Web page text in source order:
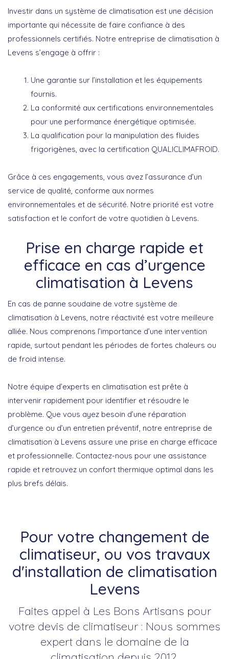
Investir dans un système de climatisation est une décision
importante qui nécessite de faire confiance à des
professionnels certifiés. Notre entreprise de climatisation à
Levens s’engage à offrir :
Une garantie sur l’installation et les équipements
fournis.
La conformité aux certifications environnementales
pour une performance énergétique optimisée.
La qualification pour la manipulation des fluides
frigorigènes, avec la certification QUALICLIMAFROID.
Grâce à ces engagements, vous avez l’assurance d’un
service de qualité, conforme aux normes
environnementales et de sécurité. Notre priorité est votre
satisfaction et le confort de votre quotidien à Levens.
Prise en charge rapide et
efficace en cas d’urgence
climatisation à Levens
En cas de panne soudaine de votre système de
climatisation à Levens, notre réactivité est votre meilleure
alliée. Nous comprenons l’importance d’une intervention
rapide, surtout pendant les périodes de fortes chaleurs ou
de froid intense.
Notre équipe d’experts en climatisation est prête à
intervenir rapidement pour identifier et résoudre le
problème. Que vous ayez besoin d’une réparation
d’urgence ou d’un entretien préventif, notre entreprise de
climatisation à Levens assure une prise en charge efficace
et professionnelle. Contactez-nous pour une assistance
rapide et retrouvez un confort thermique optimal dans les
plus brefs délais.
Pour votre changement de
climatiseur, ou vos travaux
d'installation de climatisation
Levens
Faites appel à Les Bons Artisans pour
votre devis de climatiseur : Nous sommes
expert dans le domaine de la